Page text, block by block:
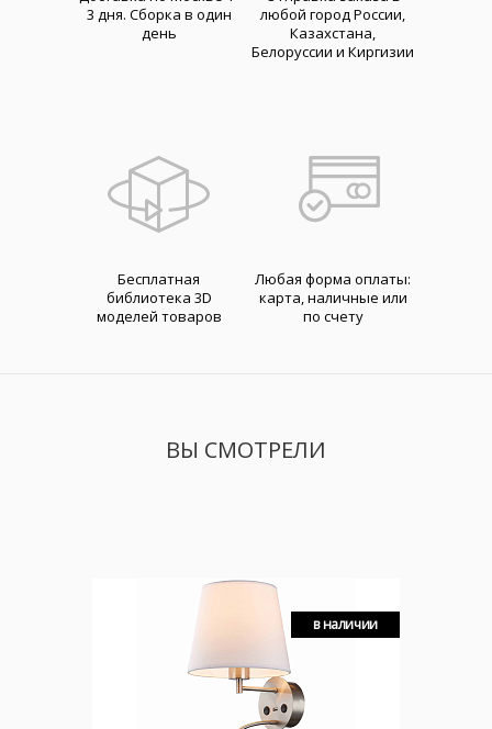
3 дня. Cборка в один
день
любой город России,
Казахстана,
Белоруссии и Киргизии
Бесплатная
библиотека 3D
моделей товаров
Любая форма оплаты:
карта, наличные или
по счету
ВЫ СМОТРЕЛИ
в наличии